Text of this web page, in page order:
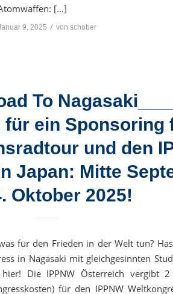
[…]
9, 2025 / von schober
To
ein Sponsoring
und den
Japan: Mitte
Oktober 2025!
für den Frieden in der Welt tun?
in Nagasaki mit gleichgesinnten
Die IPPNW Österreich vergibt 2
für den IPPNW